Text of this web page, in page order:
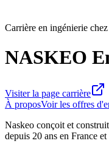
Carrière en ingénierie chez
NASKEO
Visiter la page carrière
À proposVoir les offres
Naskeo conçoit et
depuis 20 ans en France